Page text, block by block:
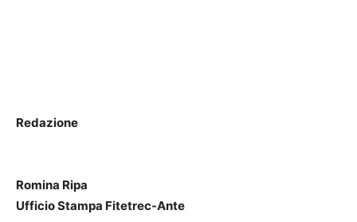
Redazione
Romina Ripa
Ufficio Stampa Fitetrec-Ante